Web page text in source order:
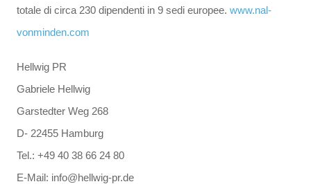
totale di circa 230 dipendenti in 9 sedi europee. www.nal-
vonminden.com
Hellwig PR
Gabriele Hellwig
Garstedter Weg 268
D- 22455 Hamburg
Tel.: +49 40 38 66 24 80
E-Mail: info@hellwig-pr.de